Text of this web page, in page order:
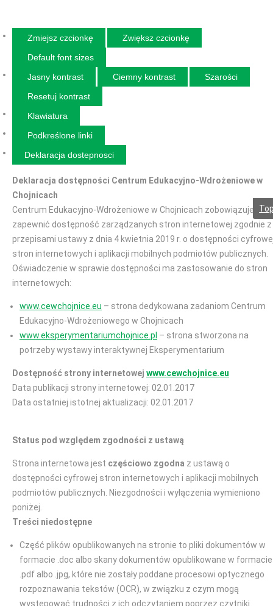
Zmiejsz czcionkę
Zwiększ czcionkę
Default font sizes
Jasny kontrast
Ciemny kontrast
Szarości
Resetuj kontrast
Klawiatura
Podkreślone linki
Deklaracja dostepnosci
Deklaracja dostępności Centrum Edukacyjno-Wdrożeniowe w
Chojnicach
Centrum Edukacyjno-Wdrożeniowe w Chojnicach zobowiązuje się
zapewnić dostępność zarządzanych stron internetowej zgodnie z
przepisami ustawy z dnia 4 kwietnia 2019 r. o dostępności
stron internetowych i aplikacji mobilnych podmiotów publicznych.
Oświadczenie w sprawie dostępności ma zastosowanie do stron
internetowych:
www.cewchojnice.eu – strona dedykowana zadaniom Centrum
Edukacyjno-Wdrożeniowego w Chojnicach
www.eksperymentariumchojnice.pl – strona stworzona na
potrzeby wystawy interaktywnej Eksperymentarium
Dostępność strony internetowej www.cewchojnice.eu
Data publikacji strony internetowej: 02.01.2017
Data ostatniej istotnej aktualizacji: 02.01.2017
Status pod względem zgodności z ustawą
Strona internetowa jest częściowo zgodna z ustawą o
dostępności cyfrowej stron internetowych i aplikacji mobilnych
podmiotów publicznych. Niezgodności i wyłączenia wymieniono
poniżej.
Treści niedostępne
Część plików opublikowanych na stronie to pliki dokumentów w
formacie .doc albo skany dokumentów opublikowane w formacie
.pdf albo .jpg, które nie zostały poddane procesowi optycznego
rozpoznawania tekstów (OCR), w związku z czym mogą
występować trudności z ich odczytaniem poprzez czytniki